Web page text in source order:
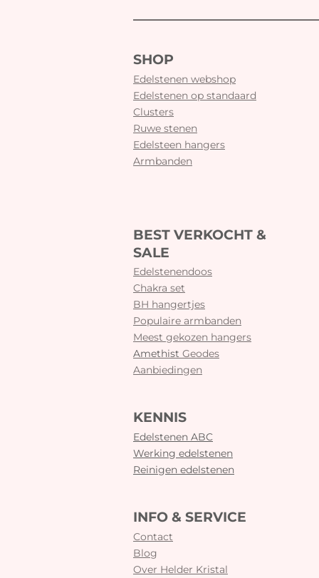
SHOP
Edelstenen webshop
Edelstenen op standaard
Clusters
Ruwe stenen
Edelsteen hangers
Armbanden
BEST VERKOCHT &
SALE
Edelstenendoos
Chakra set
BH hangertjes
Populaire armbanden
Meest gekozen hangers
Amethist Geodes
Aanbiedingen
KENNIS
Edelstenen ABC
Werking edelstenen
Reinigen edelstenen
INFO & SERVICE
Contact
Blog
Over Helder Kristal